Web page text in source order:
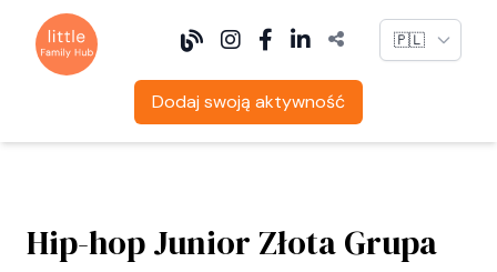
Language
Dodaj swoją aktywność
Hip-hop Junior Złota Grupa